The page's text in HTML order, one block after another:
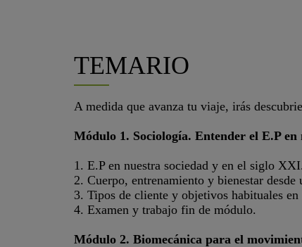
TEMARIO
A medida que avanza tu viaje, irás
Módulo 1. Sociología. Entender el E.P en
1. E.P en nuestra sociedad y en el siglo XXI.
2. Cuerpo, entrenamiento y bienestar desde
3. Tipos de cliente y objetivos habituales en
4. Examen y trabajo fin de módulo.
Módulo 2. Biomecánica para el